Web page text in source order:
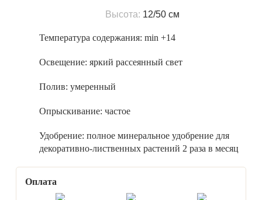
Высота: 12/50 см
Температура содержания: min +14
Освещение: яркий рассеянный свет
Полив: умеренный
Опрыскивание: частое
Удобрение: полное минеральное удобрение для
декоративно-лиственных растений 2 раза в месяц
Оплата